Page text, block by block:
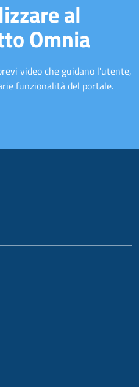
al
Omnia
video che guidano l'utente,
funzionalità del portale.